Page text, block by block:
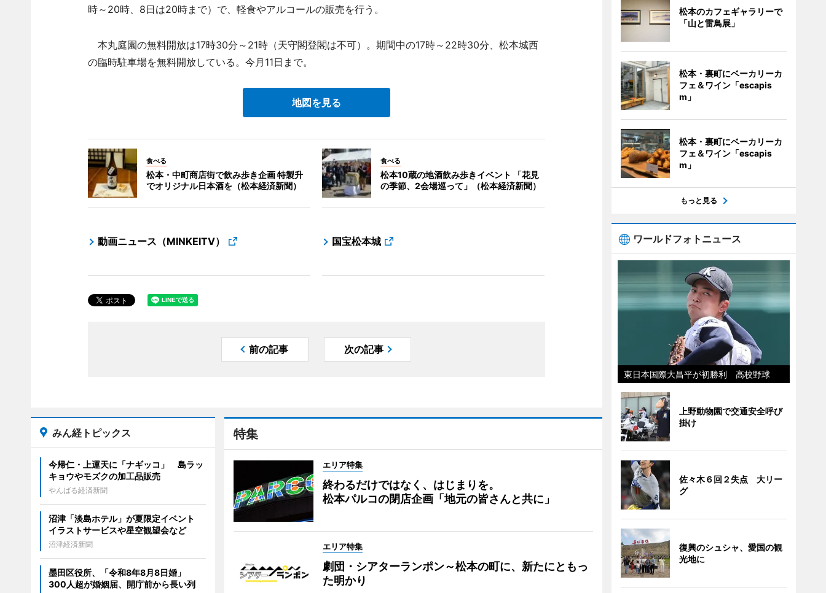
時～20時、8日は20時まで）で、軽食やアルコールの販売を行う。
本丸庭園の無料開放は17時30分～21時（天守閣登閣は不可）。期間中の17時～22時30分、松本城西
の臨時駐車場を無料開放している。今月11日まで。
地図を見る
食べる
松本・中町商店街で飲み歩き企画 特製升
でオリジナル日本酒を（松本経済新聞）
食べる
松本10蔵の地酒飲み歩きイベント 「花見
の季節、2会場巡って」（松本経済新聞）
動画ニュース（MINKEITV） 国宝松本城
前の記事 次の記事
特集
エリア特集
終わるだけではなく、はじまりを。
松本パルコの閉店企画「地元の皆さんと共に」
エリア特集
劇団・シアターランポン～松本の町に、新たにともっ
た明かり
みん経トピックス
今帰仁・上運天に「ナギッコ」 島ラッ
キョウやモズクの加工品販売
やんばる経済新聞
沼津「淡島ホテル」が夏限定イベント
イラストサービスや星空観望会など
沼津経済新聞
墨田区役所、「令和8年8月8日婚」
300人超が婚姻届、開庁前から長い列
松本のカフェギャラリーで
「山と雷鳥展」
松本・裏町にベーカリーカ
フェ＆ワイン「escapis
m」
松本・裏町にベーカリーカ
フェ＆ワイン「escapis
m」
もっと見る
ワールドフォトニュース
東日本国際大昌平が初勝利 高校野球
上野動物園で交通安全呼び
掛け
佐々木６回２失点 大リー
グ
復興のシュシャ、愛国の観
光地に